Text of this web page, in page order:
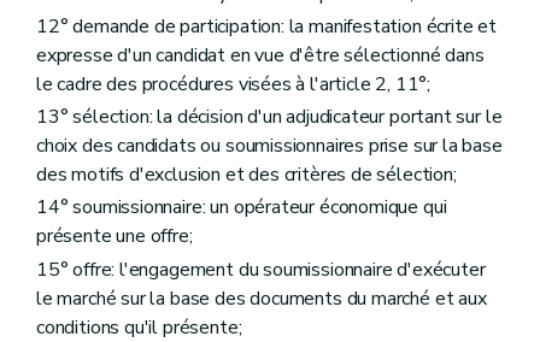
Art. 192/1
Art. 192/2
Chapitre 3 Entrée en vigueur
Art. 193
Annexe 1
Annexe 2
Annexe 3
Annexe 4
Annexe 5
Annexe 6
Annexe 7
Annexe 8
12° demande de participation: la manifestation écrite et
expresse d'un candidat en vue d'être sélectionné dans
le cadre des procédures visées à l'article 2, 11°;
13° sélection: la décision d'un adjudicateur portant sur le
choix des candidats ou soumissionnaires prise sur la base
des motifs d'exclusion et des critères de sélection;
14° soumissionnaire: un opérateur économique qui
présente une offre;
15° offre: l'engagement du soumissionnaire d'exécuter
le marché sur la base des documents du marché et aux
conditions qu'il présente;